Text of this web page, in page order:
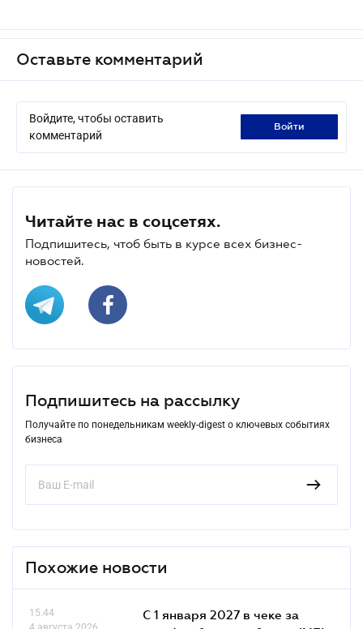
Оставьте комментарий
Войдите, чтобы оставить
комментарий
войти
Читайте нас в соцсетях.
Подпишитесь, чтоб быть в курсе всех бизнес-
новостей.
Подпишитесь на рассылку
Получайте по понедельникам weekly-digest о ключевых событиях
бизнеса
Похожие новости
15.44
С 1 января 2027 в чеке за